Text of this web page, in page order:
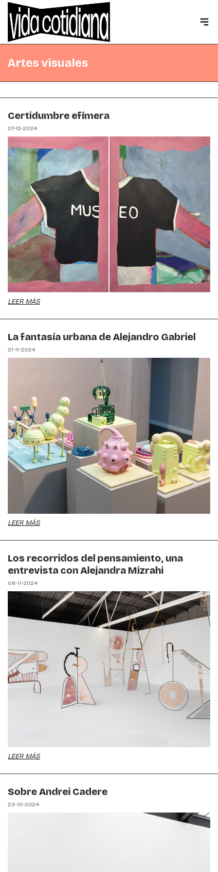
Artes visuales
Certidumbre efímera
27-12-2024
LEER MÁS
La fantasía urbana de Alejandro Gabriel
21-11-2024
LEER MÁS
Los recorridos del pensamiento, una
entrevista con Alejandra Mizrahi
08-11-2024
LEER MÁS
Sobre Andrei Cadere
23-10-2024